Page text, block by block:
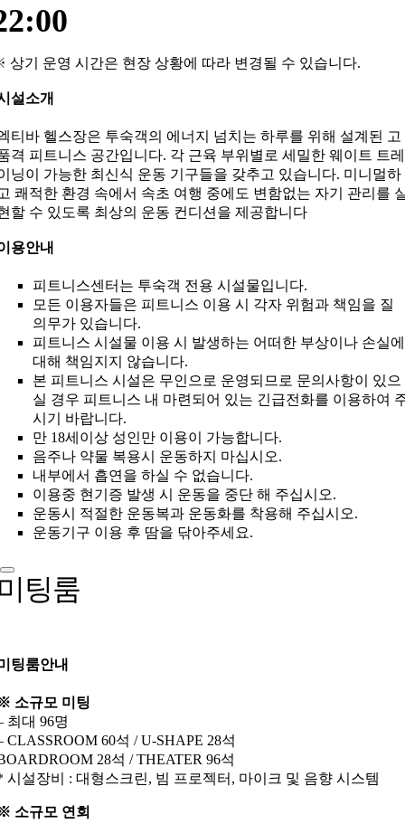
상기 운영 시간은 현장 상황에 따라 변경될 수 있습니다.
설소개
티바 헬스장은 투숙객의 에너지 넘치는 하루를 위해 설계된 고
격 피트니스 공간입니다. 각 근육 부위별로 세밀한 웨이트 트레
닝이 가능한 최신식 운동 기구들을 갖추고 있습니다. 미니멀하
쾌적한 환경 속에서 속초 여행 중에도 변함없는 자기 관리를
할 수 있도록 최상의 운동 컨디션을 제공합니다
용안내
피트니스센터는 투숙객 전용 시설물입니다.
모든 이용자들은 피트니스 이용 시 각자 위험과 책임을 질
의무가 있습니다.
피트니스 시설물 이용 시 발생하는 어떠한 부상이나 손실에
대해 책임지지 않습니다.
본 피트니스 시설은 무인으로 운영되므로 문의사항이 있으
실 경우 피트니스 내 마련되어 있는 긴급전화를 이용하여
시기 바랍니다.
만 18세이상 성인만 이용이 가능합니다.
음주나 약물 복용시 운동하지 마십시오.
내부에서 흡연을 하실 수 없습니다.
이용중 현기증 발생 시 운동을 중단 해 주십시오.
운동시 적절한 운동복과 운동화를 착용해 주십시오.
운동기구 이용 후 땀을 닦아주세요.
팅룸
팅룸안내
소규모 미팅
최대 96명
CLASSROOM 60석 / U-SHAPE 28석
28석 / THEATER 96석
시설장비 : 대형스크린, 빔 프로젝터, 마이크 및 음향 시스템
소규모 연회